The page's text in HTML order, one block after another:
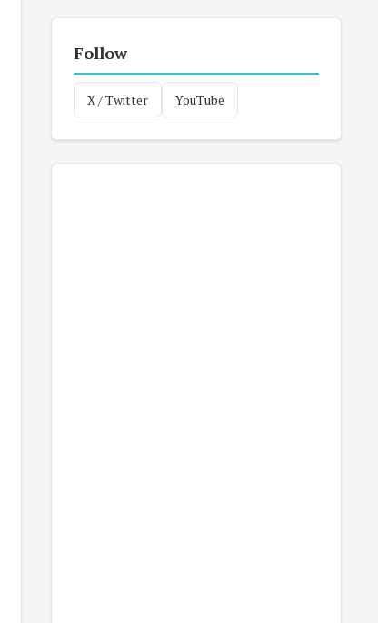
Follow
X / Twitter YouTube